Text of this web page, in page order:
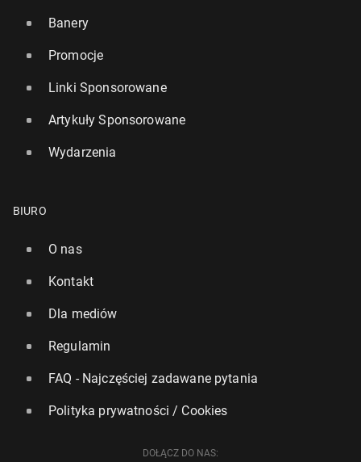
Banery
Promocje
Linki Sponsorowane
Artykuły Sponsorowane
Wydarzenia
BIURO
O nas
Kontakt
Dla mediów
Regulamin
FAQ - Najczęściej zadawane pytania
Polityka prywatności / Cookies
DOŁĄCZ DO NAS: